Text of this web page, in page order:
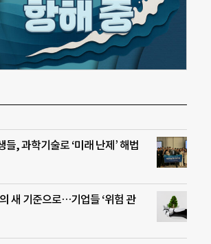
들, 과학기술로 ‘미래 난제’ 해법
새 기준으로…기업들 ‘위험 관